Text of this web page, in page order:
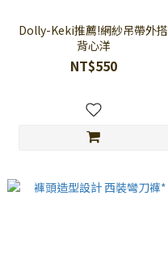
Dolly-Keki推薦!網紗吊帶外搭
背心洋
NT$550